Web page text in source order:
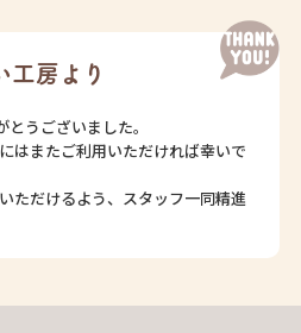
工房より
うございました。
はまたご利用いただければ幸いで
ただけるよう、スタッフ一同精進